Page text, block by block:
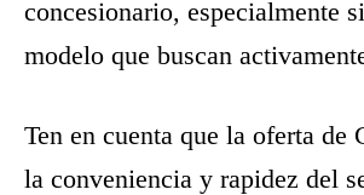
concesionario, especialmente
modelo que buscan
Ten en cuenta que la oferta de
la conveniencia y rapidez del